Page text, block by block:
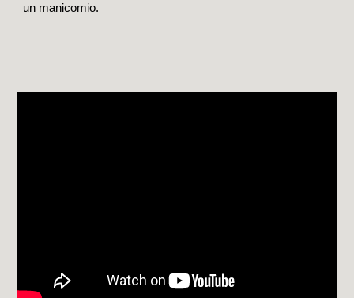
un manicomio.